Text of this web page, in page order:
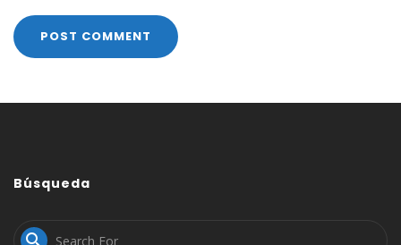
Búsqueda